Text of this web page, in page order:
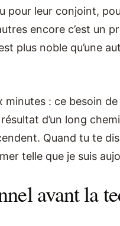
pour leur conjoint,
encore c’est un
plus noble qu’une
: ce besoin de
d’un long
Quand tu te
telle que je suis
avant la